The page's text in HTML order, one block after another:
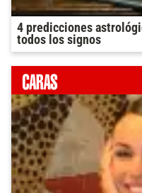
4 predicciones
todos los signos